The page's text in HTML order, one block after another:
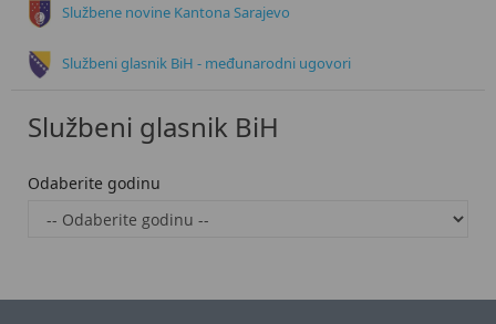
Službene novine Kantona Sarajevo
Službeni glasnik BiH - međunarodni ugovori
Službeni glasnik BiH
Odaberite godinu